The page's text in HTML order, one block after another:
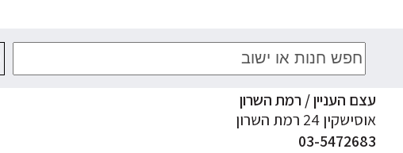
עצם העניין / רמת השרון
אוסישקין 24 רמת השרון
03-5472683